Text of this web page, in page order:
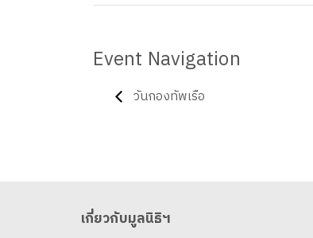
Event Navigation
วันกองทัพเรือ
เกี่ยวกับมูลนิธิฯ